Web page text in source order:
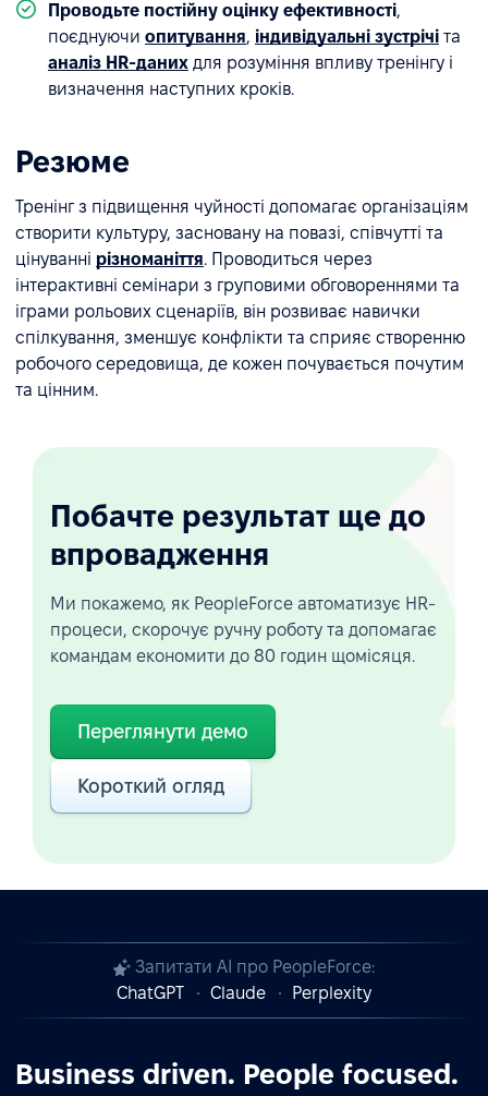
Проводьте постійну оцінку ефективності,
поєднуючи опитування, індивідуальні зустрічі та
аналіз HR-даних для розуміння впливу тренінгу і
визначення наступних кроків.
Резюме
Тренінг з підвищення чуйності допомагає організаціям
створити культуру, засновану на повазі, співчутті та
цінуванні різноманіття. Проводиться через
інтерактивні семінари з груповими обговореннями та
іграми рольових сценаріїв, він розвиває навички
спілкування, зменшує конфлікти та сприяє створенню
робочого середовища, де кожен почувається почутим
та цінним.
Побачте результат ще до
впровадження
Ми покажемо, як PeopleForce автоматизує HR-
процеси, скорочує ручну роботу та допомагає
командам економити до 80 годин щомісяця.
Переглянути демо
Короткий огляд
Запитати AI про PeopleForce:
ChatGPT
Claude Perplexity
Business driven. People focused.